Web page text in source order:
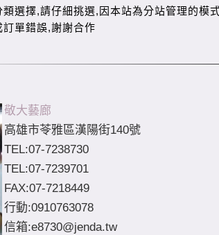
敬大藝廊
高雄市苓雅區漢陽街140號
TEL:07-7238730
TEL:07-7239701
FAX:07-7218449
行動:0910763078
信箱:e8730@jenda.tw